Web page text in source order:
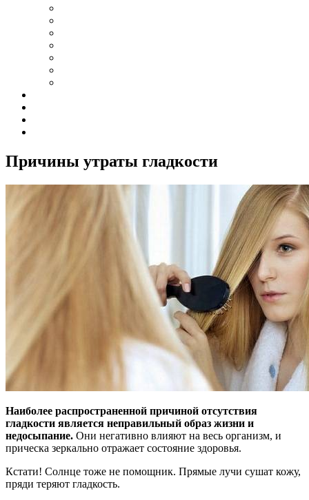
Причины утраты гладкости
Наиболее распространенной причиной отсутствия
гладкости является неправильный образ жизни и
недосыпание. Они негативно влияют на весь организм, и
прическа зеркально отражает состояние здоровья.
Кстати! Солнце тоже не помощник. Прямые лучи сушат кожу,
пряди теряют гладкость.